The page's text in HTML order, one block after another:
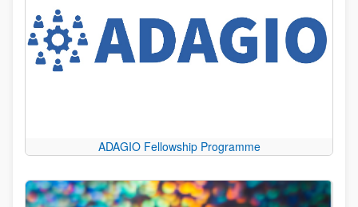
ADAGIO Fellowship Programme